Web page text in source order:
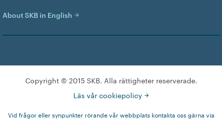
About SKB in English
Copyright © 2015 SKB. Alla rättigheter reserverade.
Läs vår cookiepolicy
Vid frågor eller synpunkter rörande vår webbplats kontakta oss gärna via